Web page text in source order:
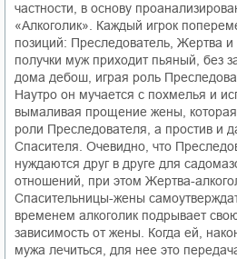
частности, в основу
«Алкоголик». Каждый игрок
позиций: Преследователь, Жертва
получки муж приходит пьяный, без
дома дебош, играя роль
Наутро он мучается с похмелья и
вымаливая прощение жены,
роли Преследователя, а простив и
Спасителя. Очевидно, что
нуждаются друг в друге для
отношений, при этом Жертва-
Спасительницы-жены
временем алкоголик подрывает
зависимость от жены. Когда ей,
мужа лечиться, для нее это